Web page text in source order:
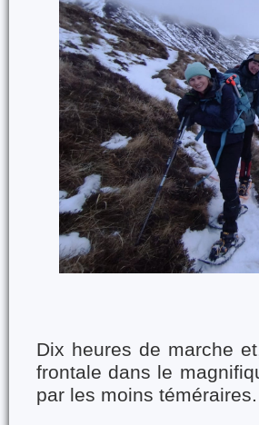
Dix heures de marche
frontale dans le
par les moins téméraires.